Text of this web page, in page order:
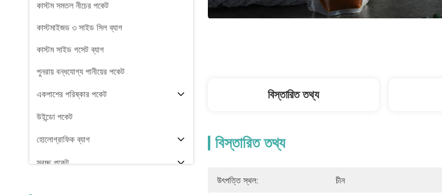
কাস্টম সমতল নীচের পকেট
কাস্টমাইজড ৩ সাইড সিল ব্যাগ
কাস্টম সাইড গসেট ব্যাগ
পুনরায় বন্ধযোগ্য পানীয়ের পকেট
একপাশের পরিষ্কার পকেট
উইন্ডো পকেট
হোলোগ্রাফিক ব্যাগ
স্বচ্ছ পকেট
বিস্তারিত তথ্য
বিস্তারিত তথ্য
উৎপত্তি স্থল: চীন